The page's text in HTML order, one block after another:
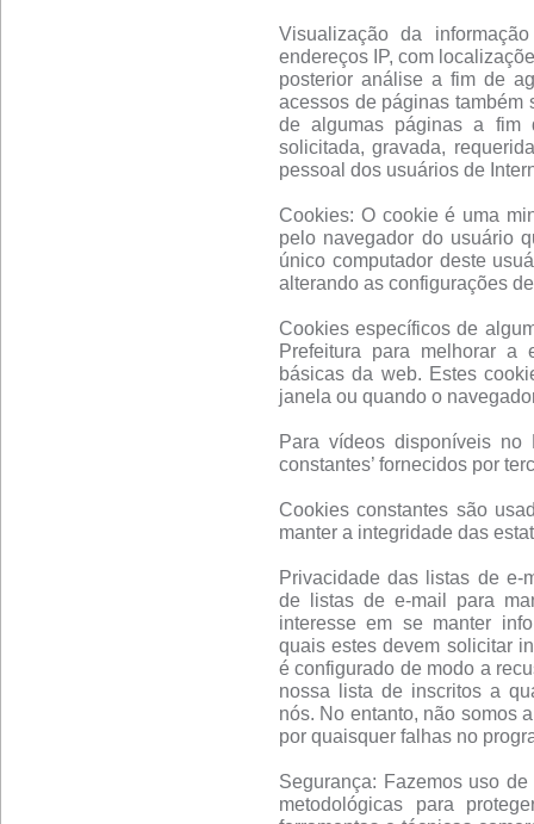
Visualização da
endereços IP, com
posterior análise a fim de
acessos de páginas também
de algumas páginas a fim
solicitada, gravada,
pessoal dos usuários de
Cookies: O cookie é uma
pelo navegador do usuário
único computador deste
alterando as configurações
Cookies específicos de
Prefeitura para melhorar a
básicas da web. Estes
janela ou quando o
Para vídeos disponíveis no
constantes’ fornecidos por
Cookies constantes são
manter a integridade das
Privacidade das listas de e-
de listas de e-mail para
interesse em se manter
quais estes devem solicitar
é configurado de modo a
nossa lista de inscritos a
nós. No entanto, não somos
por quaisquer falhas no
Segurança: Fazemos uso
metodológicas para